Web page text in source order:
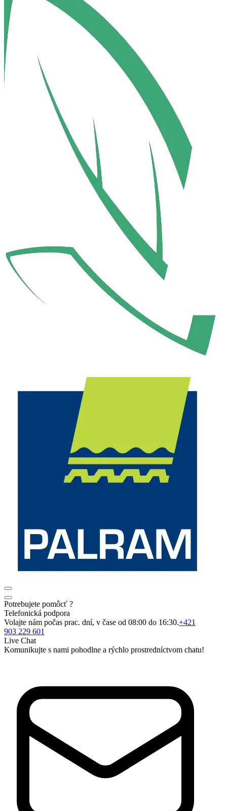
Potrebujete pomôcť ?
Telefonická podpora
Volajte nám počas prac. dní, v čase od 08:00 do 16:30.+421
903 229 601
Live Chat
Komunikujte s nami pohodlne a rýchlo prostredníctvom chatu!